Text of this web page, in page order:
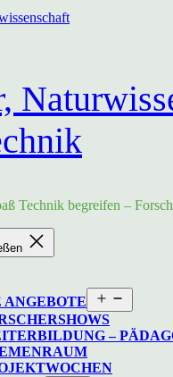
Technik begreifen –
ANGEBOTE
öffnen
–